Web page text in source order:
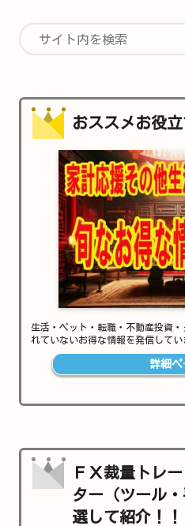
おススメお役
生活・ペット・転職・不動産投資
れていないお得な情報を発信してい
詳細ペ
ＦＸ裁量トレ
ター（ツール
選して紹介！！